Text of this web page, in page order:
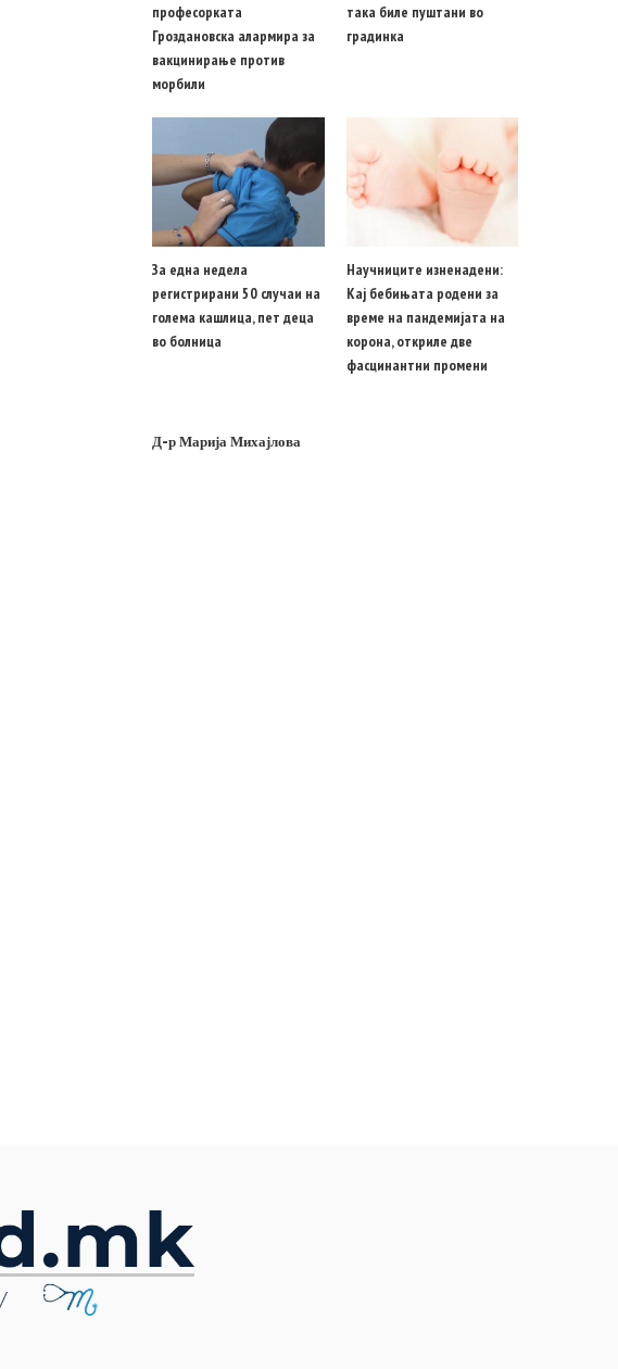
професорката
Гроздановска алармира за
вакцинирање против
морбили
така биле пуштани во
градинка
За една недела
регистрирани 50 случаи на
голема кашлица, пет деца
во болница
Научниците изненадени:
Кај бебињата родени за
време на пандемијата на
корона, откриле две
фасцинантни промени
Д-р Марија Михајлова